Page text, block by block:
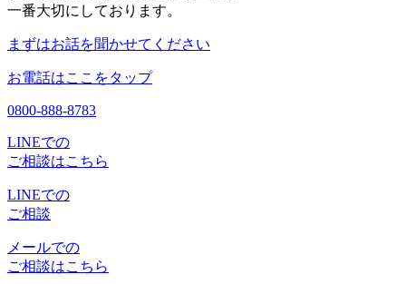
一番大切にしております。
まずはお話を聞かせてください
お電話はここをタップ
0800-888-8783
LINEでの
ご相談はこちら
LINEでの
ご相談
メールでの
ご相談はこちら